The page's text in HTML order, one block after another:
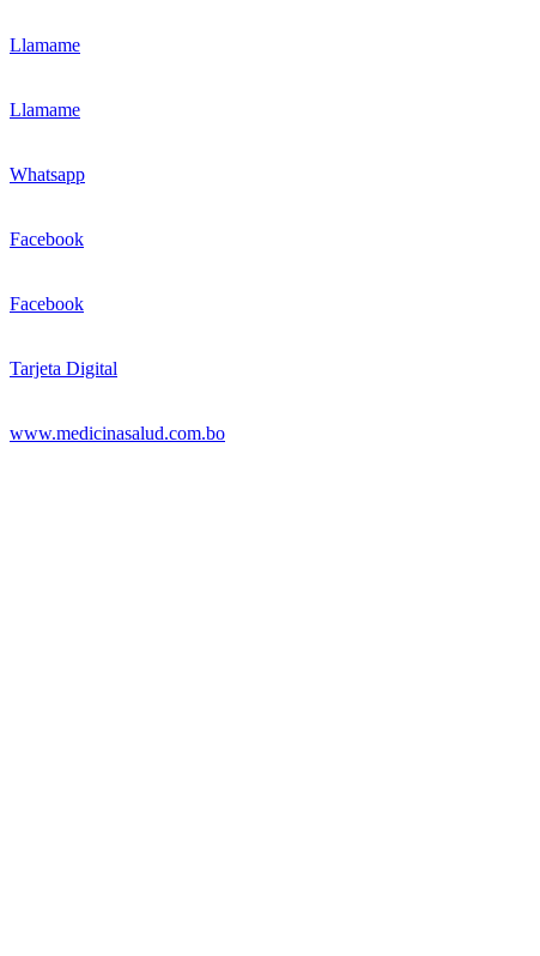
Llamame
Llamame
Whatsapp
Facebook
Facebook
Tarjeta Digital
www.medicinasalud.com.bo